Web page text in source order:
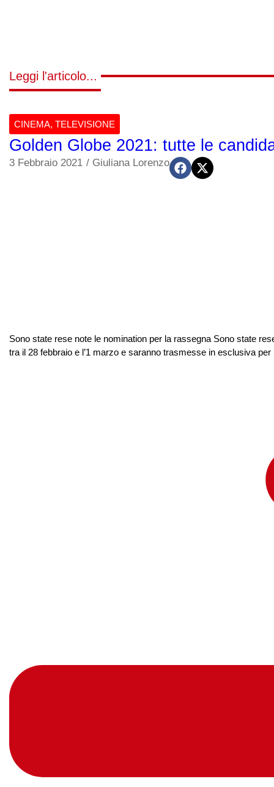
Leggi l'articolo...
CINEMA, TELEVISIONE
Golden Globe 2021: tutte le
3 Febbraio 2021 / Giuliana Lorenzo
Sono state rese note le nomination per la rassegna Sono state
tra il 28 febbraio e l’1 marzo e saranno trasmesse in esclusiva